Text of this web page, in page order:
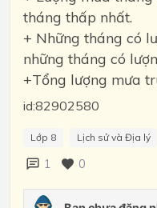
tháng thấp nhất.
+ Những tháng có
những tháng có
+Tổng lượng mưa
id:82902580
Lớp 8 Lịch sử và Địa lý
1 0